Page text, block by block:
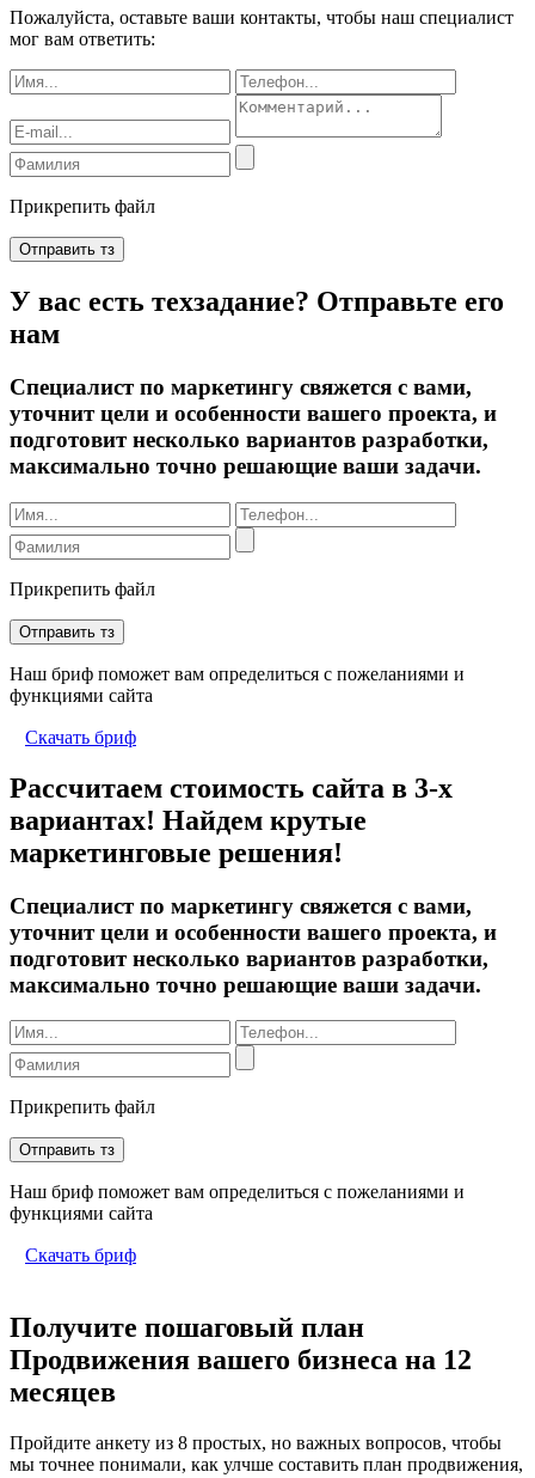
Пожалуйста, оставьте ваши контакты, чтобы наш специалист
мог вам ответить:
Прикрепить файл
Отправить тз
У вас есть техзадание? Отправьте его
нам
Специалист по маркетингу свяжется с вами,
уточнит цели и особенности вашего проекта, и
подготовит несколько вариантов разработки,
максимально точно решающие ваши задачи.
Прикрепить файл
Отправить тз
Наш бриф поможет вам определиться с пожеланиями и
функциями сайта
Скачать бриф
Рассчитаем стоимость сайта в 3-х
вариантах! Найдем крутые
маркетинговые решения!
Специалист по маркетингу свяжется с вами,
уточнит цели и особенности вашего проекта, и
подготовит несколько вариантов разработки,
максимально точно решающие ваши задачи.
Прикрепить файл
Отправить тз
Наш бриф поможет вам определиться с пожеланиями и
функциями сайта
Скачать бриф
Получите пошаговый план
Продвижения вашего бизнеса на 12
месяцев
Пройдите анкету из 8 простых, но важных вопросов, чтобы
мы точнее понимали, как улчше составить план продвижения,